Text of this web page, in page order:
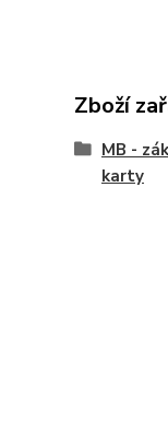
Zboží
MB -
karty